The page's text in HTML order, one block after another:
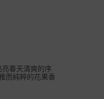
春天清爽的序
而純粹的花果香